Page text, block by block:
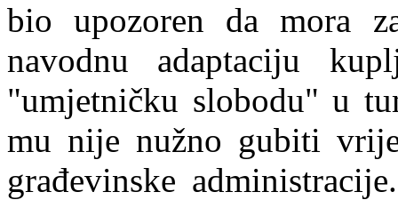
bio upozoren da mora
navodnu adaptaciju
"umjetničku slobodu" u
mu nije nužno gubiti
građevinske